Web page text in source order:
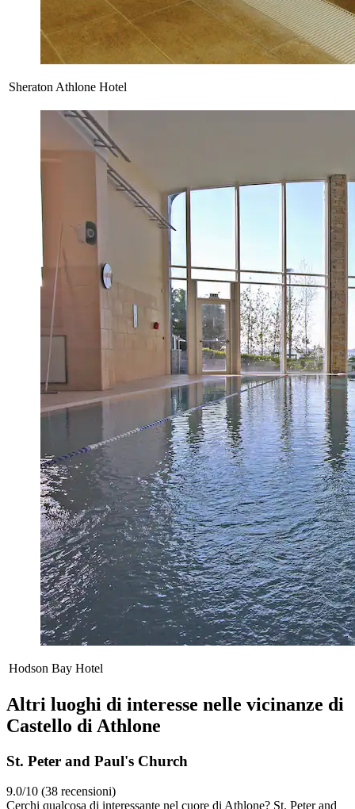
Sheraton Athlone Hotel
Hodson Bay Hotel
Altri luoghi di interesse nelle vicinanze di
Castello di Athlone
St. Peter and Paul's Church
9.0/10 (38 recensioni)
Cerchi qualcosa di interessante nel cuore di Athlone? St. Peter and